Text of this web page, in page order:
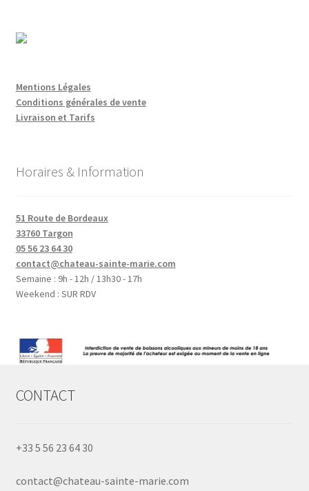
Mentions Légales
Conditions générales de vente
Livraison et Tarifs
Horaires & Information
51 Route de Bordeaux
33760 Targon
05 56 23 64 30
contact@chateau-sainte-marie.com
Semaine : 9h - 12h / 13h30 - 17h
Weekend : SUR RDV
CONTACT
+33 5 56 23 64 30
contact@chateau-sainte-marie.com